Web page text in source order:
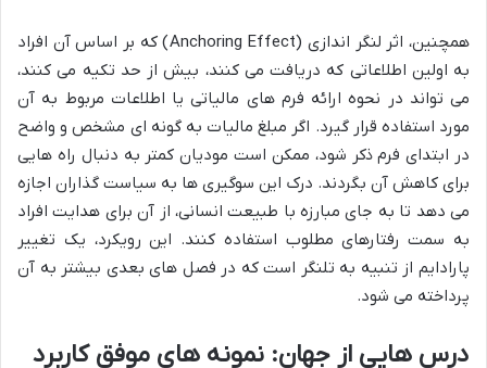
همچنین، اثر لنگر اندازی (Anchoring Effect) که بر اساس آن افراد
به اولین اطلاعاتی که دریافت می کنند، بیش از حد تکیه می کنند،
می تواند در نحوه ارائه فرم های مالیاتی یا اطلاعات مربوط به آن
مورد استفاده قرار گیرد. اگر مبلغ مالیات به گونه ای مشخص و واضح
در ابتدای فرم ذکر شود، ممکن است مودیان کمتر به دنبال راه هایی
برای کاهش آن بگردند. درک این سوگیری ها به سیاست گذاران اجازه
می دهد تا به جای مبارزه با طبیعت انسانی، از آن برای هدایت افراد
به سمت رفتارهای مطلوب استفاده کنند. این رویکرد، یک تغییر
پارادایم از تنبیه به تلنگر است که در فصل های بعدی بیشتر به آن
پرداخته می شود.
درس هایی از جهان: نمونه های موفق کاربرد